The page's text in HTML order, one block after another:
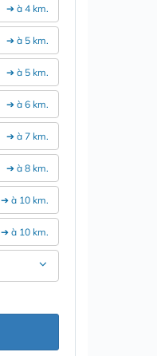
➔ à 4 km.
➔ à 5 km.
➔ à 5 km.
➔ à 6 km.
➔ à 7 km.
➔ à 8 km.
➔ à 10 km.
➔ à 10 km.